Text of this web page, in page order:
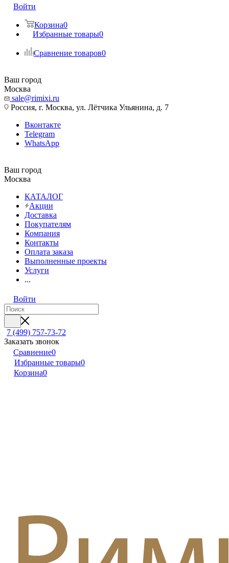
Войти
Корзина0
Избранные товары0
Сравнение товаров0
Ваш город
Москва
sale@rimixi.ru
Россия, г. Москва, ул. Лётчика Ульянина, д. 7
Вконтакте
Telegram
WhatsApp
Ваш город
Москва
КАТАЛОГ
Акции
Доставка
Покупателям
Компания
Контакты
Оплата заказа
Выполненные проекты
Услуги
...
Войти
7 (499) 757-73-72
Заказать звонок
Сравнение0
Избранные товары0
Корзина0